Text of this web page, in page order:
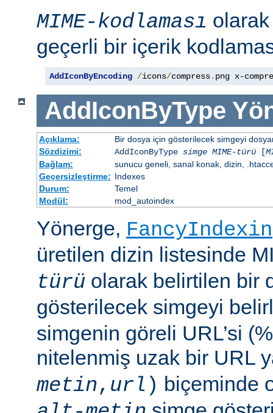
MIME-kodlaması
geçerli bir içerik
AddIconByEncoding /icons/compress. png x-
AddIconByType
Açıklama:
Bir dosya için gösterilecek simgeyi
Sözdizimi:
AddIconByType simge MIME-türü[
Bağlam:
sunucu geneli, sanal konak, dizin,
Geçersizleştirme: Indexes
Durum:
Temel
Modül:
mod_autoindex
Yönerge,
üretilen dizin listesinde
türü olarak belirtilen bir
gösterilecek simgeyi
simgenin göreli URL’si
nitelenmiş uzak bir URL
metin, url ) biçeminde